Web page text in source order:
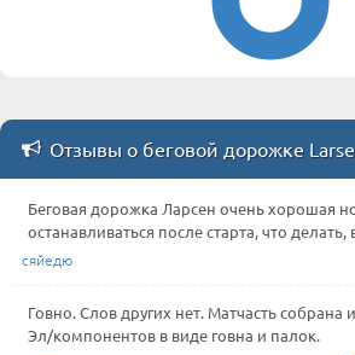
Отзывы о беговой дорожке
Беговая дорожка Ларсен очень хорошая
останавливаться после старта, что
сяйедю
Говно. Слов других нет. Матчасть собрана
Эл/компонентов в виде говна и палок.